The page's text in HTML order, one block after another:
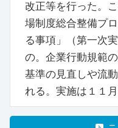
改正等を行った。
場制度総合整備プ
る事項」（第一次
の。企業行動規範
基準の見直しや流
れる。実施は１１月